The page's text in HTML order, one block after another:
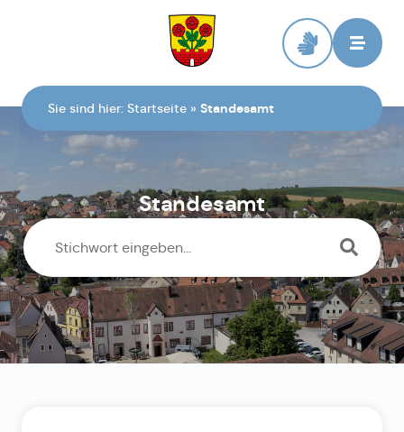
Sie sind hier: Startseite » Standesamt
Standesamt